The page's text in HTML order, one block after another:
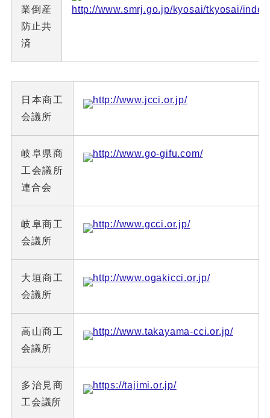
業倒産
防止共
済
http://www.smrj.go.jp/kyosai/tkyosai/
日本商工
会議所
http://www.jcci.or.jp/
岐阜県商
工会議所
連合会
http://www.go-gifu.com/
岐阜商工
会議所
http://www.gcci.or.jp/
大垣商工
会議所
http://www.ogakicci.or.jp/
高山商工
会議所
http://www.takayama-cci.or.jp/
多治見商
工会議所
https://tajimi.or.jp/